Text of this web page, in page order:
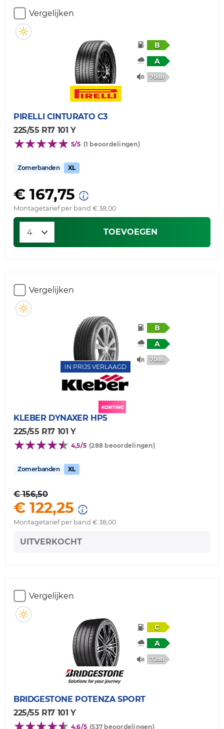
Vergelijken
B
A
70db
PIRELLI CINTURATO C3
225/55 R17 101 Y
5/5 (1 beoordelingen)
Zomerbanden XL
€ 167,75
Montagetarief per band € 38,00
TOEVOEGEN
Vergelijken
IN PRIJS VERLAAGD
B
A
70db
KLEBER DYNAXER HP5
225/55 R17 101 Y
4,5/5 (288 beoordelingen)
Zomerbanden XL
€ 156,50
€ 122,25
Montagetarief per band € 38,00
UITVERKOCHT
Vergelijken
C
A
72db
BRIDGESTONE POTENZA SPORT
225/55 R17 101 Y
4,6/5 (537 beoordelingen)